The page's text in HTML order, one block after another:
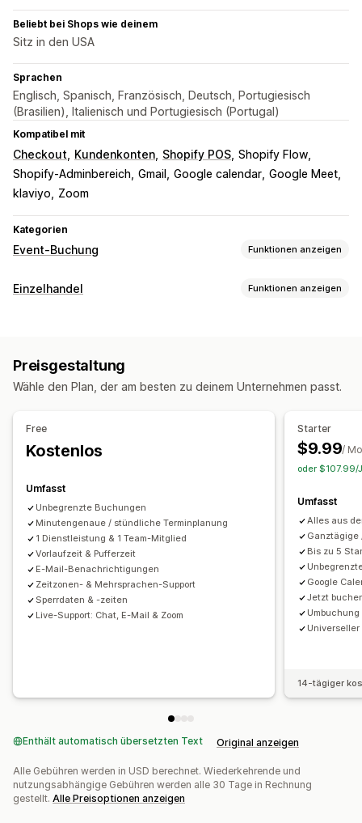
Beliebt bei Shops wie deinem
Sitz in den USA
Sprachen
Englisch, Spanisch, Französisch, Deutsch, Portugiesisch
(Brasilien), Italienisch und Portugiesisch (Portugal)
Kompatibel mit
Checkout Kundenkonten Shopify POS Shopify Flow
Shopify-Adminbereich Gmail Google calendar Google Meet
klaviyo
Zoom
Kategorien
Event-Buchung Funktionen anzeigen
Eventart
Buchungsverwaltung
Kalender
Planung Zeitfenster
Sperrdaten
Kapazitätsgrenzen
Datensynchronisierung
SMS-Benachrichtigungen
Mehrere Sprachen
Anzahlungen Mitarbeiterverwaltung
Anpassung
Buchungsseiten Kalender-Widget
Benutzerdefinierte Tickets Benutzerdefinierte Formulare
Benutzerdefinierte Benachrichtigungen
Benutzerdefiniertes CSS
Einzelhandel Funktionen anzeigen
Inventarmanagement
Mitarbeiterverwaltung
Planung Aufgabenzuweisung Mitarbeiterberechtigungen
Preisgestaltung
Wähle den Plan, der am besten zu deinem Unternehmen passt.
Free
Kostenlos
Umfasst
Unbegrenzte Buchungen
Minutengenaue / stündliche Terminplanung
1 Dienstleistung & 1 Team-Mitglied
Vorlaufzeit & Pufferzeit
E-Mail-Benachrichtigungen
Zeitzonen- & Mehrsprachen-Support
Sperrdaten & -zeiten
Live-Support: Chat, E-Mail & Zoom
Starter
$9.99/
oder $107.99/
Umfasst
Alles aus
Bis zu 5
Google
Jetzt
14-tägiger
Enthält automatisch übersetzten Text Original anzeigen
Alle Gebühren werden in USD berechnet. Wiederkehrende und
nutzungsabhängige Gebühren werden alle 30 Tage in Rechnung
gestellt. Alle Preisoptionen anzeigen